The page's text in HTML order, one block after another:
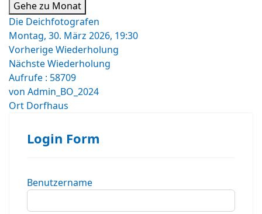
Gehe zu Monat
Die Deichfotografen
Montag, 30. März 2026, 19:30
Vorherige Wiederholung
Nächste Wiederholung
Aufrufe : 58709
von Admin_BO_2024
Ort Dorfhaus
Login Form
Benutzername